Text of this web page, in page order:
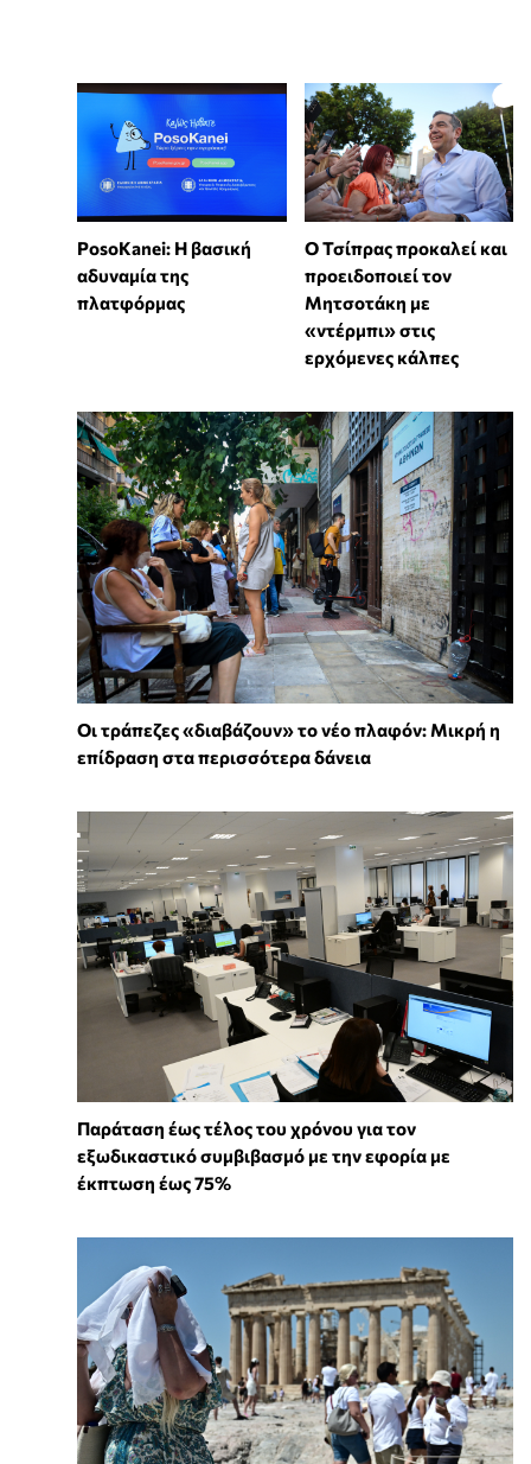
PosoKanei: Η βασική
αδυναμία της
πλατφόρμας
Ο Τσίπρας προκαλεί και
προειδοποιεί τον
Μητσοτάκη με
«ντέρμπι» στις
ερχόμενες κάλπες
Οι τράπεζες «διαβάζουν» το νέο πλαφόν: Μικρή η
επίδραση στα περισσότερα δάνεια
Παράταση έως τέλος του χρόνου για τον
εξωδικαστικό συμβιβασμό με την εφορία με
έκπτωση έως 75%